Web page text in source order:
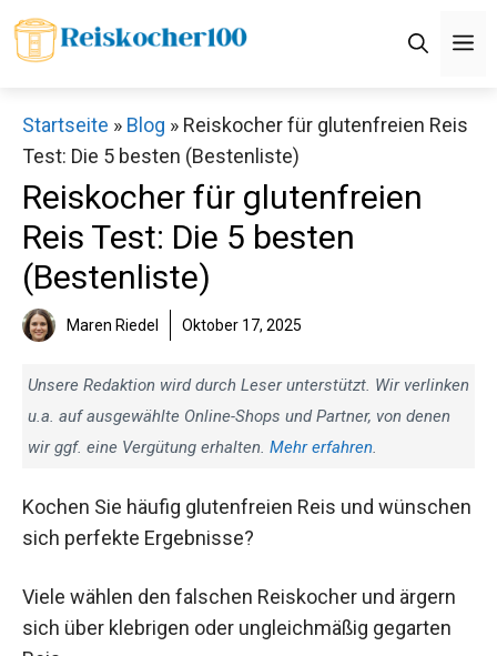
Zum
Inhalt
Startseite » Blog » Reiskocher für glutenfreien Reis
Test: Die 5 besten (Bestenliste)
Reiskocher für glutenfreien
Reis Test: Die 5 besten
(Bestenliste)
Maren Riedel Oktober 17, 2025
Unsere Redaktion wird durch Leser unterstützt. Wir verlinken
u.a. auf ausgewählte Online-Shops und Partner, von denen
wir ggf. eine Vergütung erhalten. Mehr erfahren.
Kochen Sie häufig glutenfreien Reis und wünschen
sich perfekte Ergebnisse?
Viele wählen den falschen Reiskocher und ärgern
sich über klebrigen oder ungleichmäßig gegarten